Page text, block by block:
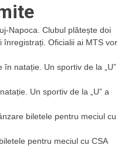
Napoca. Clubul plătește doi
Oficialii ai MTS vor
în natație. Un sportiv de la „U”
Un sportiv de la „U” a
biletele pentru meciul cu
pentru meciul cu CSA